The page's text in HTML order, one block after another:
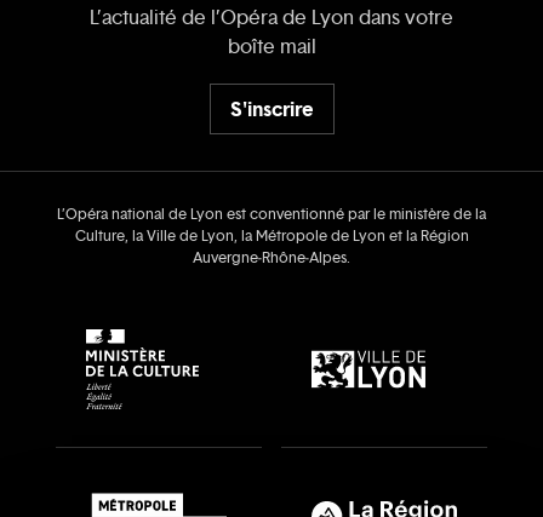
L’actualité de l’Opéra de Lyon dans votre
boîte mail
S'inscrire
L’Opéra national de Lyon est conventionné par le ministère de la
Culture, la Ville de Lyon, la Métropole de Lyon et la Région
Auvergne‑Rhône‑Alpes.